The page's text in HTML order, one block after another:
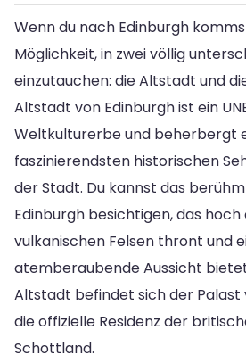
Wenn du nach Edinburgh
Möglichkeit, in zwei völlig
einzutauchen: die Altstadt und
Altstadt von Edinburgh ist ein
Weltkulturerbe und beherbergt
faszinierendsten historischen
der Stadt. Du kannst das
Edinburgh besichtigen, das
vulkanischen Felsen thront und
atemberaubende Aussicht
Altstadt befindet sich der Palast
die offizielle Residenz der
Schottland.